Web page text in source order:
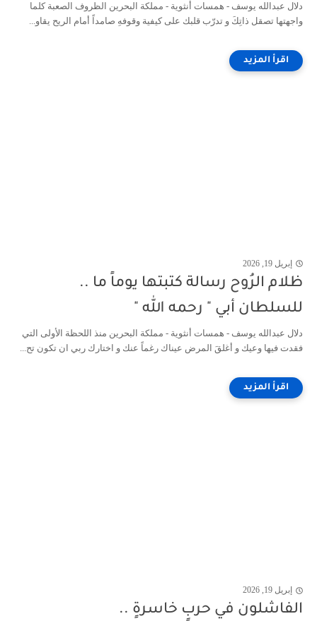
دلال عبدالله يوسف - همسات أنثوية - مملكة البحرين الظروف الصعبة كلما
واجهتها تصقل ذاتِكَ و تدرّب قلبك على كيفية وقوفهِ صامداً أمام الريح يقاو...
إبريل 19, 2026
ظلام الرُوح رسالة كتبتها يوماً ما ..
للسلطان أبي " رحمه الله "
دلال عبدالله يوسف - همسات أنثوية - مملكة البحرين منذ اللحظة الأولى التي
فقدت فيها وعيك و أغلقَ المرض عيناك رغماً عنك و اختارك ربي ان تكون تح...
إبريل 19, 2026
الفاشلون في حربٍ خاسرةٍ ..